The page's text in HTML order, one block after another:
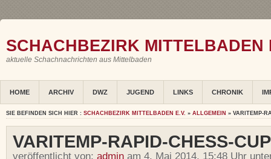
SCHACHBEZIRK MITTELBADEN
aktuelle Schachnachrichten aus Mittelbaden
HOME ARCHIV DWZ JUGEND LINKS CHRONIK
SIE BEFINDEN SICH HIER : SCHACHBEZIRK MITTELBADEN E.V. » ALLGEMEIN » VARITEMP-
VARITEMP-RAPID-CHESS-CUP
veröffentlicht von: admin am 4. Mai 2014, 15:48 Uhr